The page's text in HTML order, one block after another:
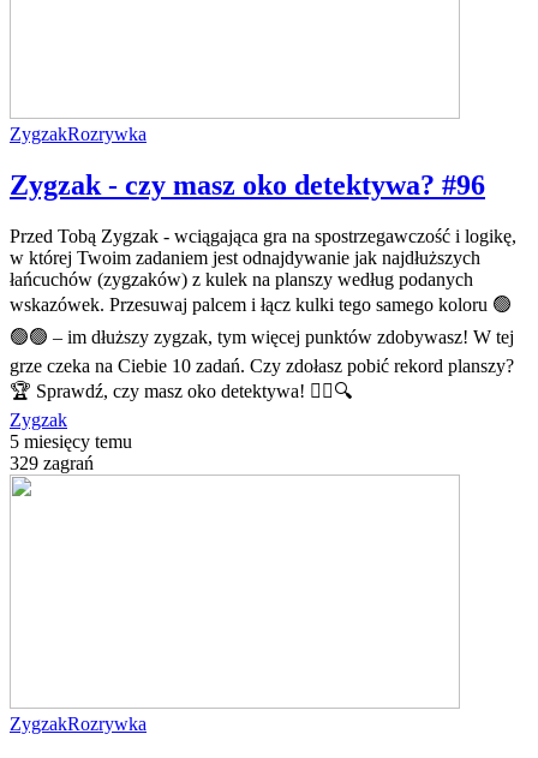
ZygzakRozrywka
Zygzak - czy masz oko detektywa? #96
Przed Tobą Zygzak - wciągająca gra na spostrzegawczość i logikę,
w której Twoim zadaniem jest odnajdywanie jak najdłuższych
łańcuchów (zygzaków) z kulek na planszy według podanych
wskazówek. Przesuwaj palcem i łącz kulki tego samego koloru 🟢
🟢🟢 – im dłuższy zygzak, tym więcej punktów zdobywasz! W tej
grze czeka na Ciebie 10 zadań. Czy zdołasz pobić rekord planszy?
🏆 Sprawdź, czy masz oko detektywa! 🕵️‍♂️🔍
Zygzak
5 miesięcy temu
329 zagrań
ZygzakRozrywka